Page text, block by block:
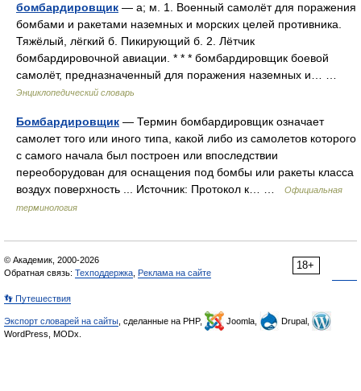
бомбардировщик — а; м. 1. Военный самолёт для поражения
бомбами и ракетами наземных и морских целей противника.
Тяжёлый, лёгкий б. Пикирующий б. 2. Лётчик
бомбардировочной авиации. * * * бомбардировщик боевой
самолёт, предназначенный для поражения наземных и… …
Энциклопедический словарь
Бомбардировщик — Термин бомбардировщик означает
самолет того или иного типа, какой либо из самолетов которого
с самого начала был построен или впоследствии
переоборудован для оснащения под бомбы или ракеты класса
воздух поверхность ... Источник: Протокол к… …
Официальная
терминология
18+
© Академик, 2000-2026
Обратная связь: Техподдержка Реклама на сайте
👣 Путешествия
Экспорт словарей на сайты , сделанные на PHP, Joomla,
Drupal,
WordPress, MODx.